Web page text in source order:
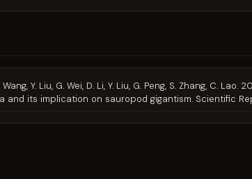
Wang, Y. Liu, G. Wei, D. Li, Y. Liu, G. Peng, S. Zhang, C.
and its implication on sauropod gigantism. Scientific